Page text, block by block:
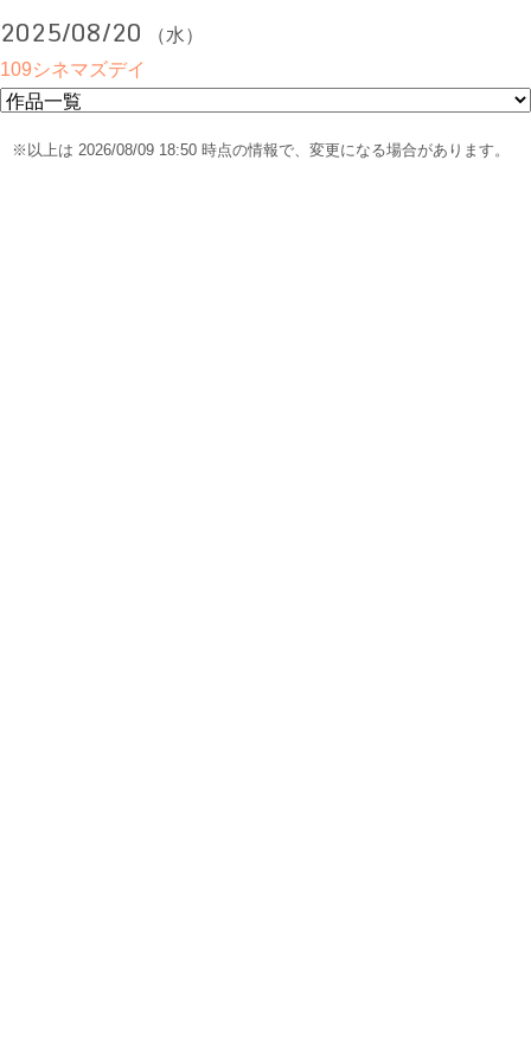
2025/08/20
（水）
109シネマズデイ
※以上は 2026/08/09 18:50 時点の情報で、変更になる場合があります。